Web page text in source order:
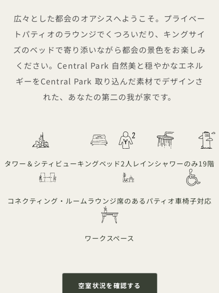
広々とした都会のオアシスへようこそ。プライベー
トパティオのラウンジでくつろいだり、キングサイ
ズのベッドで寄り添いながら都会の景色をお楽しみ
ください。Central Park 自然美と穏やかなエネル
ギーをCentral Park 取り込んだ素材でデザインさ
れた、あなたの第二の我が家です。
タワー＆シティビューキングベッド2人 レインシャワーのみ19階
コネクティング・ルーム ラウンジ席のあるパティオ車椅子対応
ワークスペース
空室状況を確認する